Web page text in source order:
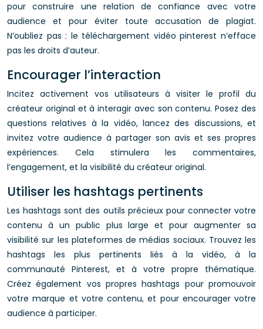
pour construire une relation de confiance avec votre
audience et pour éviter toute accusation de plagiat.
N’oubliez pas : le téléchargement vidéo pinterest n’efface
pas les droits d’auteur.
Encourager l’interaction
Incitez activement vos utilisateurs à visiter le profil du
créateur original et à interagir avec son contenu. Posez des
questions relatives à la vidéo, lancez des discussions, et
invitez votre audience à partager son avis et ses propres
expériences. Cela stimulera les commentaires,
l’engagement, et la visibilité du créateur original.
Utiliser les hashtags pertinents
Les hashtags sont des outils précieux pour connecter votre
contenu à un public plus large et pour augmenter sa
visibilité sur les plateformes de médias sociaux. Trouvez les
hashtags les plus pertinents liés à la vidéo, à la
communauté Pinterest, et à votre propre thématique.
Créez également vos propres hashtags pour promouvoir
votre marque et votre contenu, et pour encourager votre
audience à participer.